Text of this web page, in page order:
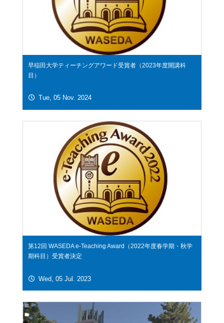
早稲田大学ティーチングアワード受賞者（2023年度開講科
目）
Tue, 05 Nov. 2024
第12回 WASEDA e-Teaching Award（2022年度春学期・秋学
期科目）受賞者決定
Wed, 05 Jul. 2023